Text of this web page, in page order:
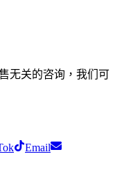
无关的咨询，我们可
Email